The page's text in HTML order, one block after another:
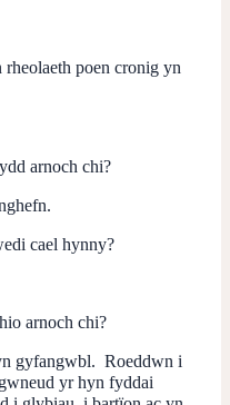
poen cronig yn
arnoch chi?
cael hynny?
arnoch chi?
gyfangwbl. Roeddwn i
yr hyn fyddai